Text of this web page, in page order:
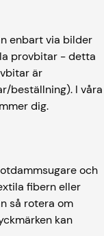
enbart via bilder
provbitar - detta
är
beställning). I våra
dig.
och
fibern eller
så rotera om
kan